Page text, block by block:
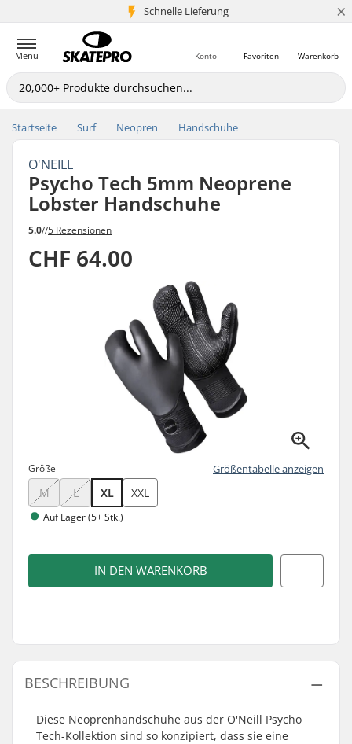
Schnelle Lieferung
5+ Mio. Kunden ×
Menü Warenkorb
Favoriten
Konto
Startseite Surf Neopren Handschuhe
O'NEILL
Psycho Tech 5mm Neoprene
Lobster Handschuhe
5.0//5 Rezensionen
CHF 64.00
Größe Größentabelle anzeigen
M L XL XXL
Auf Lager (5+ Stk.)
IN DEN WARENKORB
BESCHREIBUNG
Diese Neoprenhandschuhe aus der O'Neill Psycho
Tech-Kollektion sind so konzipiert, dass sie eine